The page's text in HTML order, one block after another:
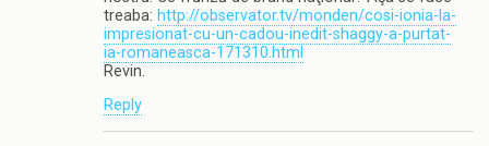
treaba: http://observator.tv/monden/cosi-ionia-la-
impresionat-cu-un-cadou-inedit-shaggy-a-purtat-
ia-romaneasca-171310.html
Revin.
Reply